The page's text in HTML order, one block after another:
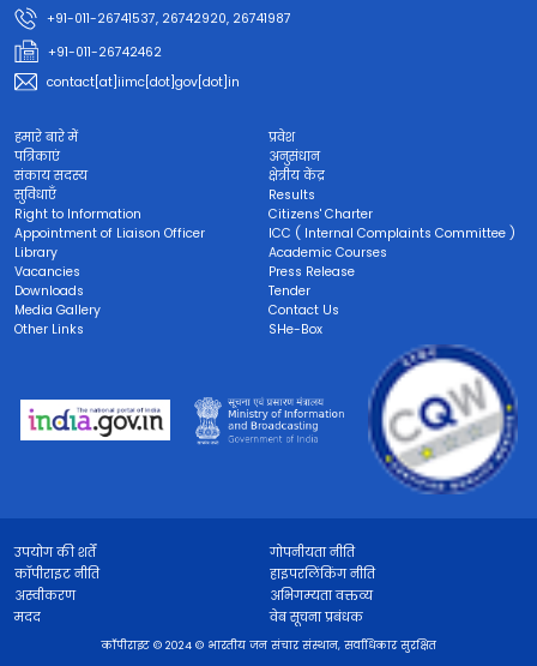
+91-011-26741537, 26742920, 26741987
+91-011-26742462
contact[at]iimc[dot]gov[dot]in
हमारे बारे में
प्रवेश
पत्रिकाएं
अनुसंधान
संकाय सदस्य
क्षेत्रीय केंद्र
सुविधाएँ
Results
Right to Information
Citizens' Charter
Appointment of Liaison Officer
ICC ( Internal Complaints Committee )
Library
Academic Courses
Vacancies
Press Release
Downloads
Tender
Media Gallery
Contact Us
Other Links
SHe-Box
उपयोग की शर्तें
गोपनीयता नीति
कॉपीराइट नीति
हाइपरलिंकिंग नीति
अस्वीकरण
अभिगम्यता वक्तव्य
मदद
वेब सूचना प्रबंधक
कॉपीराइट © 2024 © भारतीय जन संचार संस्थान, सर्वाधिकार सुरक्षित